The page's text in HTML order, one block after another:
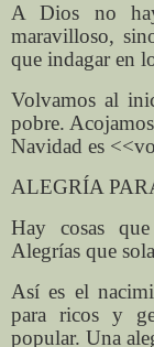
A Dios no
maravilloso,
que indagar en
Volvamos al
pobre.
Navidad es
ALEGRÍA
Hay cosas
Alegrías que
Así es el
para ricos y
popular. Una